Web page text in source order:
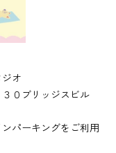
オ
０ブリッジスビル
パーキングをご利用